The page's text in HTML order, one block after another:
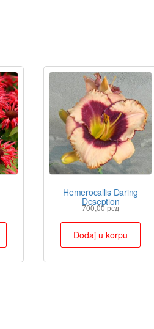
Hemerocallis Daring
Deseption
700,00рсд
Dodaj u korpu